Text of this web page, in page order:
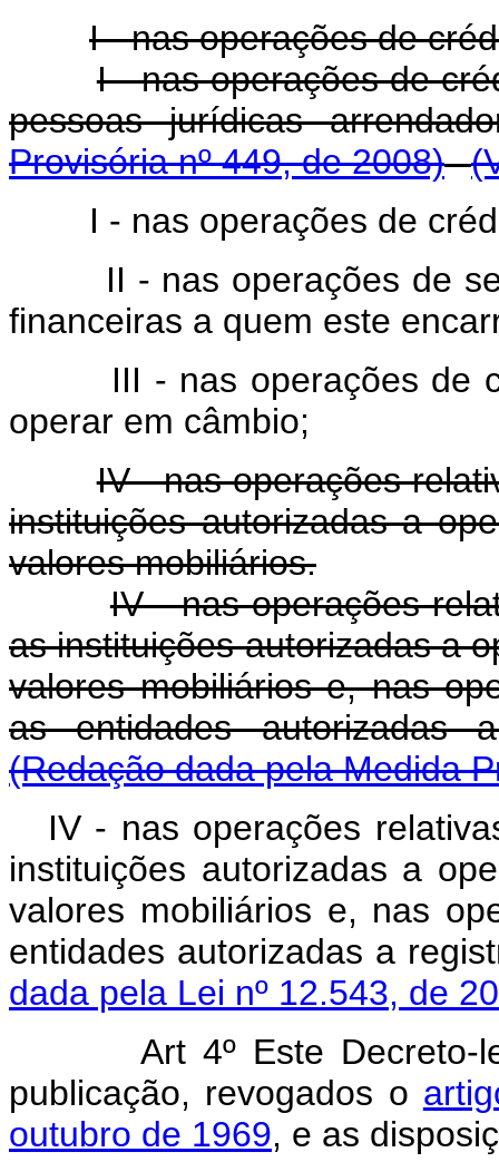
I - nas operações de
I - nas operações de
pessoas jurídicas
Provisória nº 449, de 2008)
I - nas operações de
II - nas operações de
financeiras a quem este
III - nas operações de
operar em câmbio;
IV - nas operações
instituições autorizadas a
valores mobiliários.
IV - nas operações
as instituições autorizadas a
valores mobiliários e, nas
as entidades autorizadas
(Redação dada pela Medida
IV - nas operações
instituições autorizadas a
valores mobiliários e, nas
entidades autorizadas a
dada pela Lei nº 12.543, de
Art 4º Este
publicação, revogados o
outubro de 1969, e as